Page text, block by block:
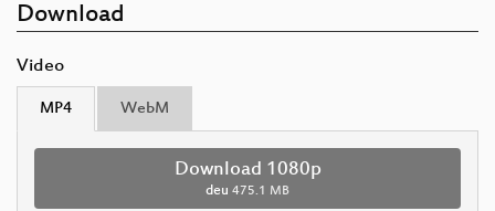
Download
Video
MP4 WebM
Download 1080p
deu 475.1 MB